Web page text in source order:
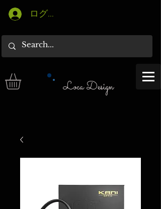
ログイン
Loca Design